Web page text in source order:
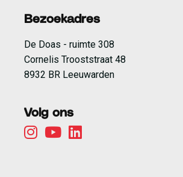
Bezoekadres
De Doas - ruimte 308
Cornelis Trooststraat 48
8932 BR Leeuwarden
Volg ons